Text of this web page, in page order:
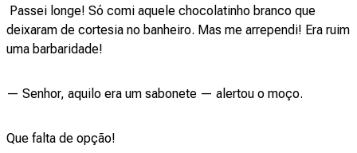
Passei longe! Só comi aquele chocolatinho branco que
deixaram de cortesia no banheiro. Mas me arrependi! Era ruim
uma barbaridade!
— Senhor, aquilo era um sabonete — alertou o moço.
Que falta de opção!